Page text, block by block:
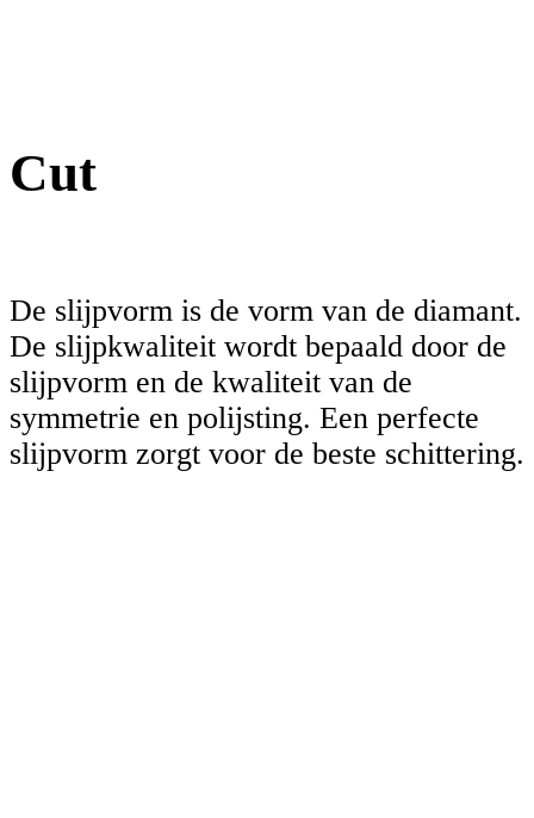
Cut
De slijpvorm is de vorm van de diamant.
De slijpkwaliteit wordt bepaald door de
slijpvorm en de kwaliteit van de
symmetrie en polijsting. Een perfecte
slijpvorm zorgt voor de beste schittering.